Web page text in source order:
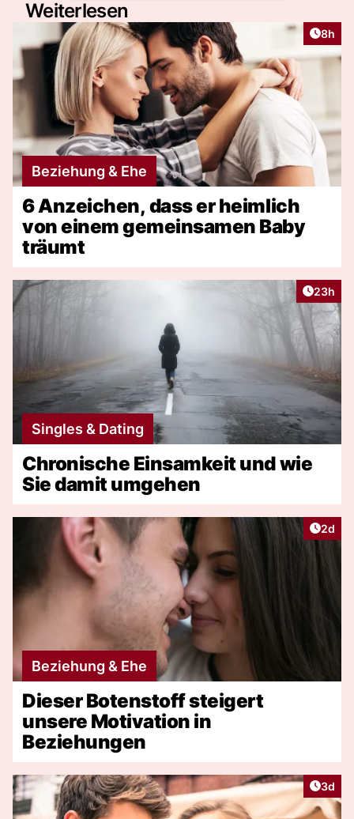
Weiterlesen
8h
Beziehung & Ehe
6 Anzeichen, dass er heimlich
von einem gemeinsamen Baby
träumt
Artikel
23h
Singles & Dating
Chronische Einsamkeit und wie
Sie damit umgehen
2d
Beziehung & Ehe
Dieser Botenstoff steigert
unsere Motivation in
Beziehungen
3d